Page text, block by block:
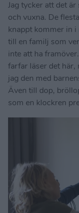
Jag tycker att det
och vuxna. De
knappt kommer in i
till en familj som
inte att ha
farfar läser det här,
jag den med
Även till dop,
som en klockren